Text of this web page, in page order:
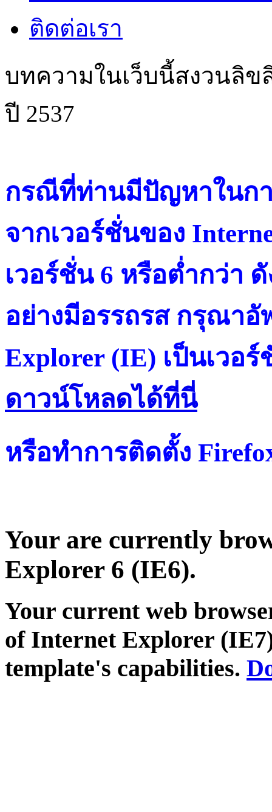
ติดต่อเรา
บทความในเว็บนี้สงวนลิ
ปี 2537
กรณีที่ท่านมีปัญหาในกา
จากเวอร์ชั่นของ
เวอร์ชั่น 6 หรือต่ำกว่า
อย่างมีอรรถรส กรุณาอั
Explorer (IE) เป็นเวอ
ดาวน์โหลดได้ที่น
หรือทำการติดตั้ง
Your are currently
Explorer 6 (IE6).
Your current web
of Internet Explorer
template's capabilities.